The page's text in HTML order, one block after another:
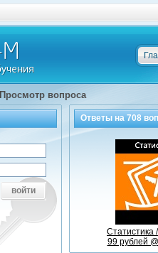
Просмотр вопроса
Ответы на708
Статистика
99 рублей
войти